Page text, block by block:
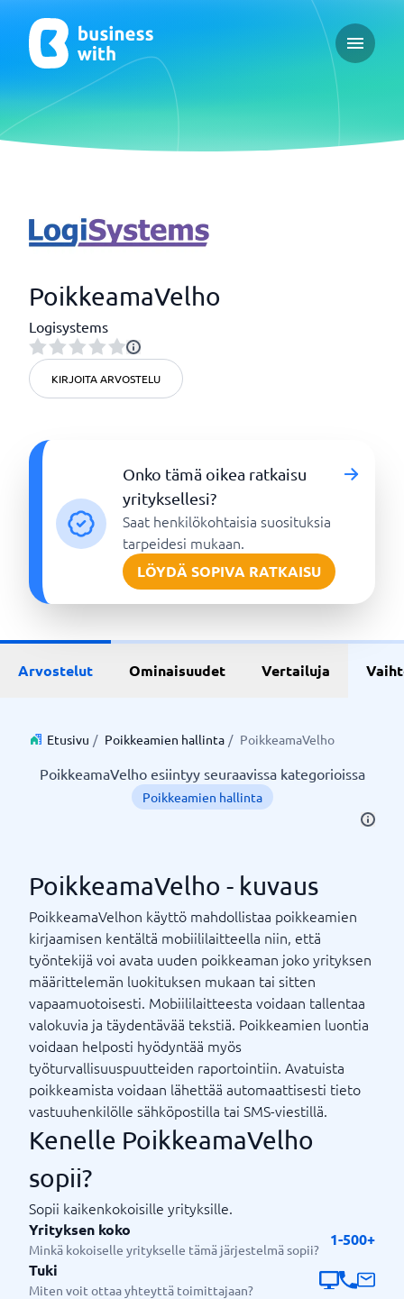
Open
PoikkeamaVelho
Logisystems
KIRJOITA ARVOSTELU
Onko tämä oikea ratkaisu
yrityksellesi?
Saat henkilökohtaisia suosituksia
tarpeidesi mukaan.
LÖYDÄ SOPIVA RATKAISU
Arvostelut Ominaisuudet Vertailuja
Etusivu / Poikkeamien hallinta / PoikkeamaVelho
PoikkeamaVelho esiintyy seuraavissa kategorioissa
Poikkeamien hallinta
PoikkeamaVelho - kuvaus
PoikkeamaVelhon käyttö mahdollistaa poikkeamien
kirjaamisen kentältä mobiililaitteella niin, että
työntekijä voi avata uuden poikkeaman joko yrityksen
määrittelemän luokituksen mukaan tai sitten
vapaamuotoisesti. Mobiililaitteesta voidaan tallentaa
valokuvia ja täydentävää tekstiä. Poikkeamien luontia
voidaan helposti hyödyntää myös
työturvallisuuspuutteiden raportointiin. Avatuista
poikkeamista voidaan lähettää automaattisesti tieto
vastuuhenkilölle sähköpostilla tai SMS-viestillä.
Kenelle PoikkeamaVelho
sopii?
Sopii kaikenkokoisille yrityksille.
Yrityksen koko
Minkä kokoiselle yritykselle tämä järjestelmä sopii?
1-500+
Tuki
Miten voit ottaa yhteyttä toimittajaan?